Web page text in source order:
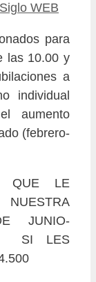
WEB
para
las 10.00 y
a
individual
aumento
(febrero-
QUE LE
JUNIO-
SI LES